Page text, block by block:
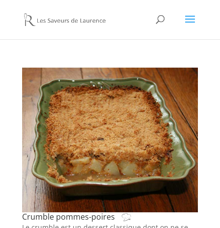
Crumble pommes-poires